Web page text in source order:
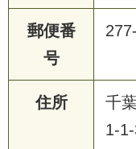
郵便番
号
住所
千
1-